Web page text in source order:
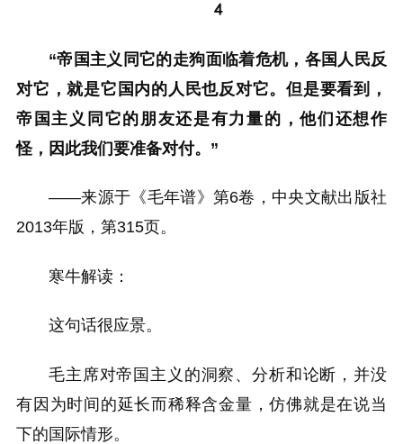
4
“帝国主义同它的走狗面临着危机，各国人民反
对它，就是它国内的人民也反对它。但是要看到，
帝国主义同它的朋友还是有力量的，他们还想作
怪，因此我们要准备对付。”
——来源于《毛年谱》第6卷，中央文献出版社
2013年版，第315页。
寒牛解读：
这句话很应景。
毛主席对帝国主义的洞察、分析和论断，并没
有因为时间的延长而稀释含金量，仿佛就是在说当
下的国际情形。